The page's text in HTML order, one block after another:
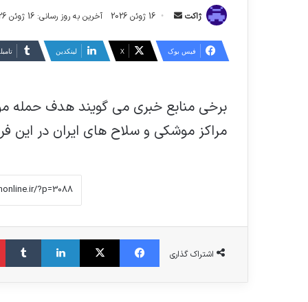
ژاکت
ارسال 16 ژوئن 2026 آخرین به روز رسانی: 16 ژوئن 2026
فیس بوک X لینکدین
برخی منابع خبری می گویند هدف حمله
مراکز موشکی و سلاح های ایران در این
اشتراک گذاری
فیس بوک X لینکدین